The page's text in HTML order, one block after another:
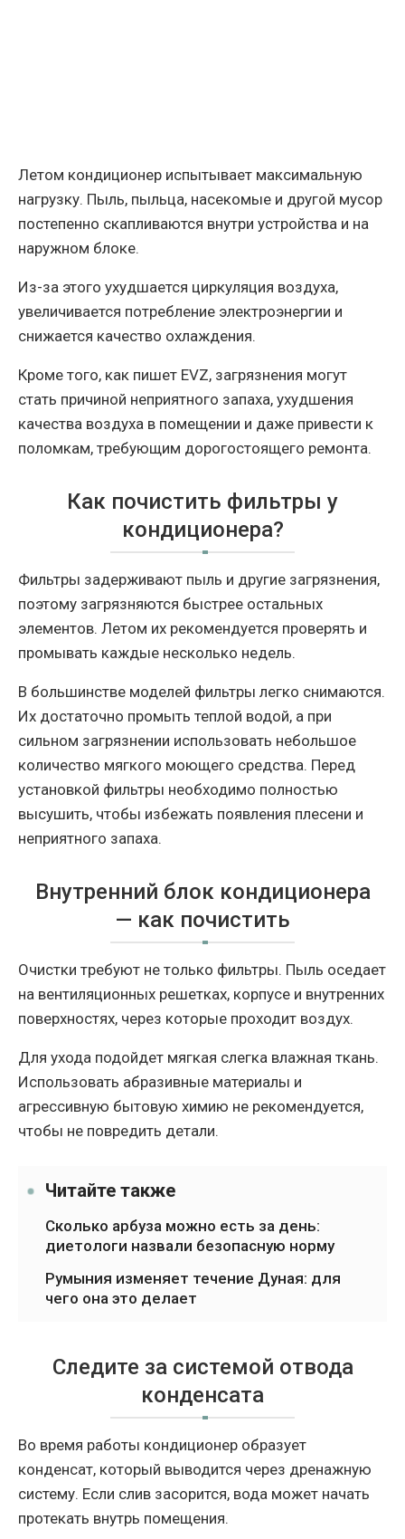
Летом кондиционер испытывает максимальную
нагрузку. Пыль, пыльца, насекомые и другой мусор
постепенно скапливаются внутри устройства и на
наружном блоке.
Из-за этого ухудшается циркуляция воздуха,
увеличивается потребление электроэнергии и
снижается качество охлаждения.
Кроме того, как пишет EVZ, загрязнения могут
стать причиной неприятного запаха, ухудшения
качества воздуха в помещении и даже привести к
поломкам, требующим дорогостоящего ремонта.
Как почистить фильтры у
кондиционера?
Фильтры задерживают пыль и другие загрязнения,
поэтому загрязняются быстрее остальных
элементов. Летом их рекомендуется проверять и
промывать каждые несколько недель.
В большинстве моделей фильтры легко снимаются.
Их достаточно промыть теплой водой, а при
сильном загрязнении использовать небольшое
количество мягкого моющего средства. Перед
установкой фильтры необходимо полностью
высушить, чтобы избежать появления плесени и
неприятного запаха.
Внутренний блок кондиционера
— как почистить
Очистки требуют не только фильтры. Пыль оседает
на вентиляционных решетках, корпусе и внутренних
поверхностях, через которые проходит воздух.
Для ухода подойдет мягкая слегка влажная ткань.
Использовать абразивные материалы и
агрессивную бытовую химию не рекомендуется,
чтобы не повредить детали.
Читайте также
Сколько арбуза можно есть за день:
диетологи назвали безопасную норму
Румыния изменяет течение Дуная: для
чего она это делает
Следите за системой отвода
конденсата
Во время работы кондиционер образует
конденсат, который выводится через дренажную
систему. Если слив засорится, вода может начать
протекать внутрь помещения.